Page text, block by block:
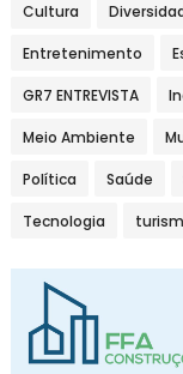
Cultura
Entretenimento
GR7 ENTREVISTA
Meio Ambiente
Política Saúde
Tecnologia